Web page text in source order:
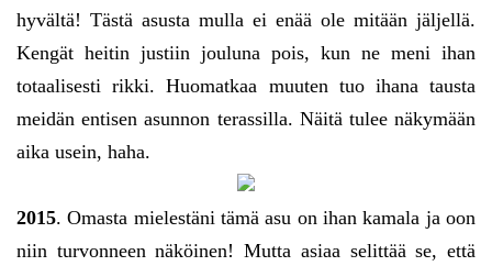
hyvältä! Tästä asusta mulla ei enää ole mitään jäljellä.
Kengät heitin justiin jouluna pois, kun ne meni ihan
totaalisesti rikki. Huomatkaa muuten tuo ihana tausta
meidän entisen asunnon terassilla. Näitä tulee näkymään
aika usein, haha.
2015. Omasta mielestäni tämä asu on ihan kamala ja oon
niin turvonneen näköinen! Mutta asiaa selittää se, että